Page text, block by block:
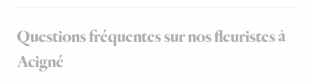
Questions fréquentes sur nos fleuristes à
Acigné